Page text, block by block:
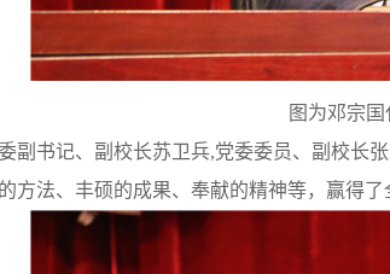
图为邓宗
副书记、副校长苏卫兵,党委委员、副校长
方法、丰硕的成果、奉献的精神等，赢得了